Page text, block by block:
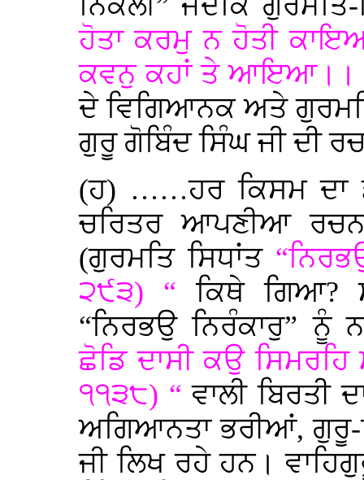
ਹੋਤਾ ਕਰਮੁ ਨ ਹੋਤੀ
ਕਵਨੁ ਕਹਾਂ ਤੇ ਆਇਆ।।
ਦੇ ਵਿਗਿਆਨਕ ਅਤੇ
ਗੁਰੂ ਗੋਬਿੰਦ ਸਿੰਘ ਜੀ ਦੀ
(ਹ) ……ਹਰ ਕਿਸਮ ਦਾ
ਚਰਿਤਰ ਆਪਣੀਆ
(ਗੁਰਮਤਿ ਸਿਧਾਂਤ
੨੯੩) “ ਕਿਥੇ ਗਿਆ?
“ਨਿਰਭਉ ਨਿਰੰਕਾਰੁ”
ਛੋਡਿ ਦਾਸੀ ਕਉ
੧੧੩੮) “ ਵਾਲੀ ਬਿਰਤੀ
ਅਗਿਆਨਤਾ ਭਰੀਆਂ, ਗੁਰੂ-
ਜੀ ਲਿਖ ਰਹੇ ਹਨ।